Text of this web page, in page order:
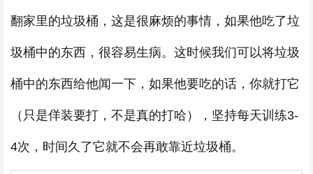
翻家里的垃圾桶，这是很麻烦的事情，如果他吃了垃
圾桶中的东西，很容易生病。这时候我们可以将垃圾
桶中的东西给他闻一下，如果他要吃的话，你就打它
（只是佯装要打，不是真的打哈），坚持每天训练3-
4次，时间久了它就不会再敢靠近垃圾桶。